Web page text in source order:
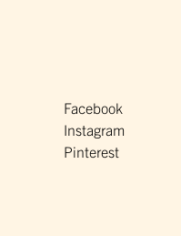
Facebook
Instagram
Pinterest